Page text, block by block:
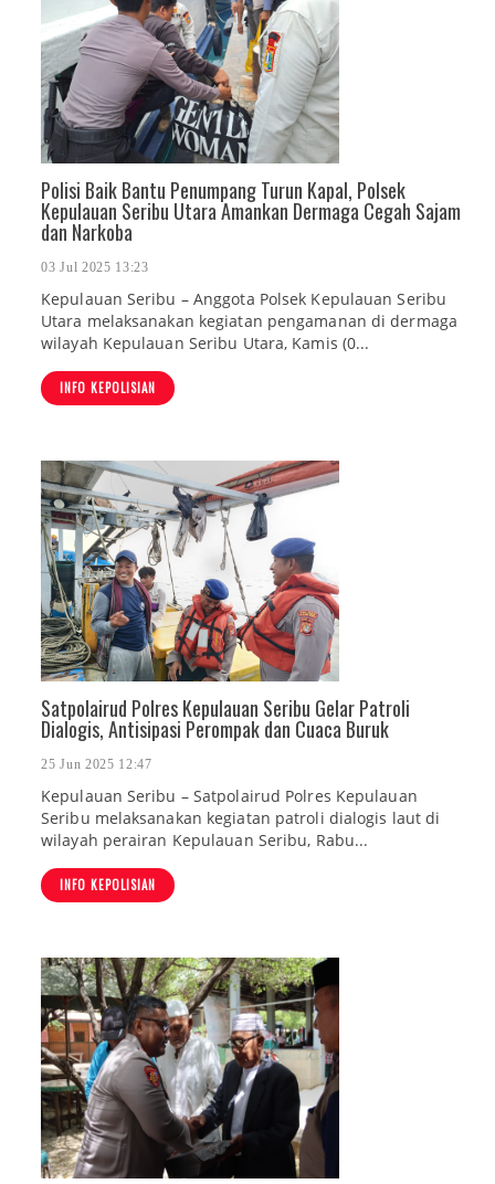
Polisi Baik Bantu Penumpang Turun Kapal, Polsek
Kepulauan Seribu Utara Amankan Dermaga Cegah Sajam
dan Narkoba
03 Jul 2025 13:23
Kepulauan Seribu – Anggota Polsek Kepulauan Seribu
Utara melaksanakan kegiatan pengamanan di dermaga
wilayah Kepulauan Seribu Utara, Kamis (0...
INFO KEPOLISIAN
Satpolairud Polres Kepulauan Seribu Gelar Patroli
Dialogis, Antisipasi Perompak dan Cuaca Buruk
25 Jun 2025 12:47
Kepulauan Seribu – Satpolairud Polres Kepulauan
Seribu melaksanakan kegiatan patroli dialogis laut di
wilayah perairan Kepulauan Seribu, Rabu...
INFO KEPOLISIAN